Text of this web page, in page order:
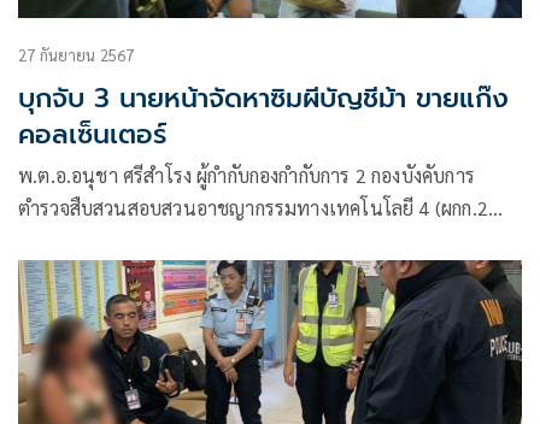
27 กันยายน 2567
บุกจับ 3 นายหน้าจัดหาซิมผีบัญชีม้า ขายแก๊ง
คอลเซ็นเตอร์
พ.ต.อ.อนุชา ศรีสำโรง ผู้กำกับกองกำกับการ 2 กองบังคับการ
ตำรวจสืบสวนสอบสวนอาชญากรรมทางเทคโนโลยี 4 (ผกก.2
ธนกร